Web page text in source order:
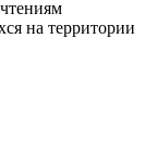
на территории